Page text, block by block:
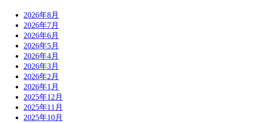
2026年8月
2026年7月
2026年6月
2026年5月
2026年4月
2026年3月
2026年2月
2026年1月
2025年12月
2025年11月
2025年10月